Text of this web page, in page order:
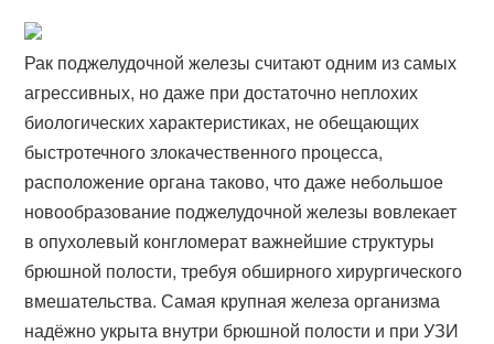
Рак поджелудочной железы считают одним из самых
агрессивных, но даже при достаточно неплохих
биологических характеристиках, не обещающих
быстротечного злокачественного процесса,
расположение органа таково, что даже небольшое
новообразование поджелудочной железы вовлекает
в опухолевый конгломерат важнейшие структуры
брюшной полости, требуя обширного хирургического
вмешательства. Самая крупная железа организма
надёжно укрыта внутри брюшной полости и при УЗИ